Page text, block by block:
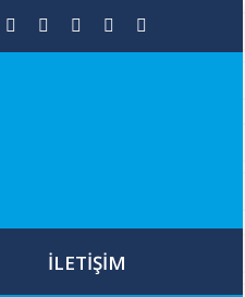
Twitter
için
Youtube
için
Instagram
Hakkında
Mail
ile
Whatsapp
Hakkında
İLETIŞIM